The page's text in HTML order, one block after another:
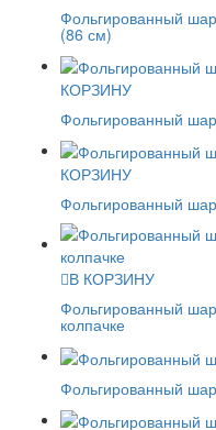
Фольгированный
(86 см)
КОРЗИНУ
Фольгированный
КОРЗИНУ
Фольгированный
В КОРЗИНУ
Фольгированный
колпачке
Фольгированный